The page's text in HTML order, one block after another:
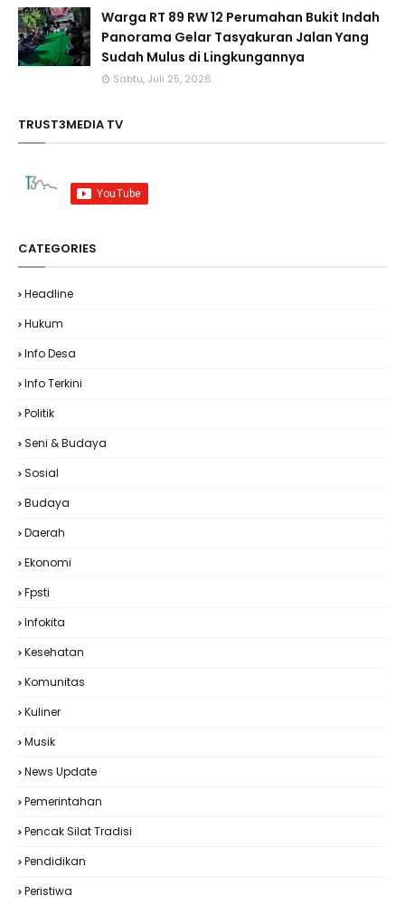
Warga RT 89 RW 12 Perumahan Bukit Indah
Panorama Gelar Tasyakuran Jalan Yang
Sudah Mulus di Lingkungannya
Sabtu, Juli 25, 2026
TRUST3MEDIA TV
CATEGORIES
Headline
Hukum
Info Desa
Info Terkini
Politik
Seni & Budaya
Sosial
Budaya
Daerah
Ekonomi
Fpsti
Infokita
Kesehatan
Komunitas
Kuliner
Musik
News Update
Pemerintahan
Pencak Silat Tradisi
Pendidikan
Peristiwa